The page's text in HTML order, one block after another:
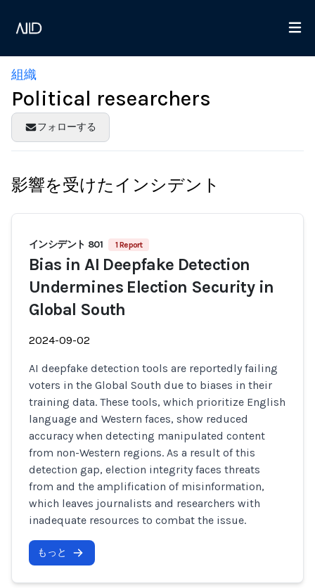
組織
Political researchers
フォローする
影響を受けたインシデント
インシデント 801 1 Report
Bias in AI Deepfake Detection
Undermines Election Security in
Global South
2024-09-02
AI deepfake detection tools are reportedly failing
voters in the Global South due to biases in their
training data. These tools, which prioritize English
language and Western faces, show reduced
accuracy when detecting manipulated content
from non-Western regions. As a result of this
detection gap, election integrity faces threats
from and the amplification of misinformation,
which leaves journalists and researchers with
inadequate resources to combat the issue.
もっと